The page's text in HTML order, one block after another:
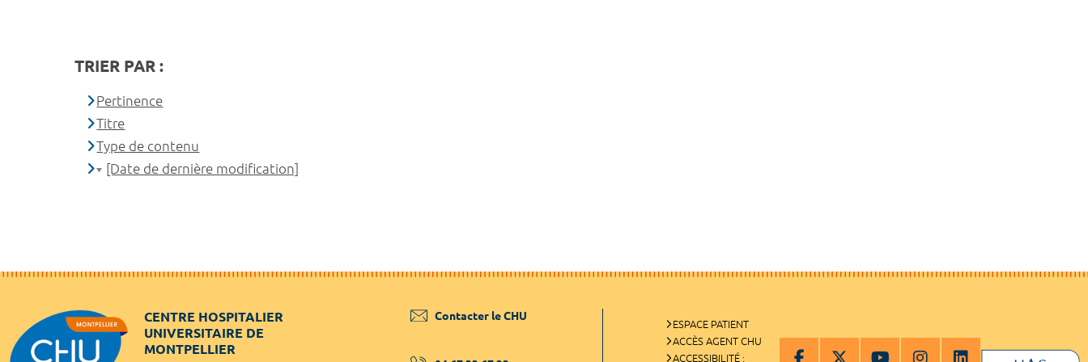
TRIER PAR :
Pertinence
Titre
Type de contenu
[Date de dernière modification]
CENTRE HOSPITALIER
UNIVERSITAIRE DE
MONTPELLIER
Contacter le CHU
ESPACE PATIENT
ACCÈS AGENT CHU
ACCESSIBILITÉ :